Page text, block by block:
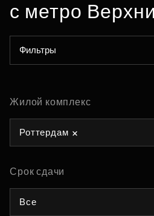
с метро
Фильтры
Жилой комплекс
Роттердам
Срок сдачи
Все